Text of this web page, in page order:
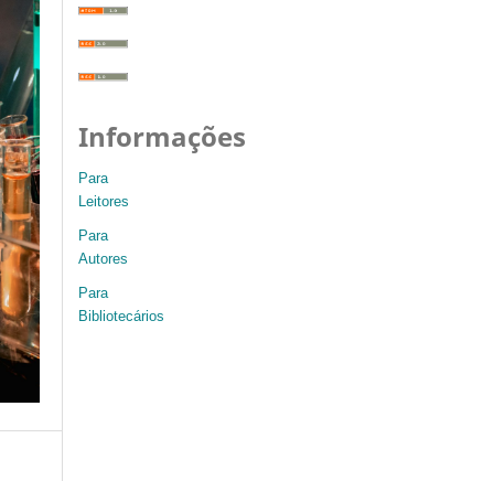
Informações
Para
Leitores
Para
Autores
Para
Bibliotecários